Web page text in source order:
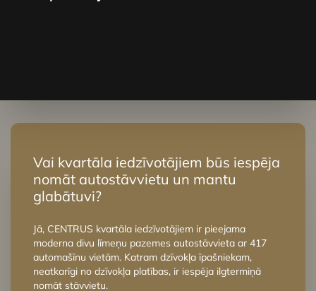
Vai kvartāla iedzīvotājiem būs iespēja
nomāt autostāvvietu un mantu
glabātuvi?
Jā, CENTRUS kvartāla iedzīvotājiem ir pieejama
moderna divu līmeņu pazemes autostāvvieta ar 417
automašīnu vietām. Katram dzīvokļa īpašniekam,
neatkarīgi no dzīvokļa platības, ir iespēja ilgtermiņā
nomāt stāvvietu.